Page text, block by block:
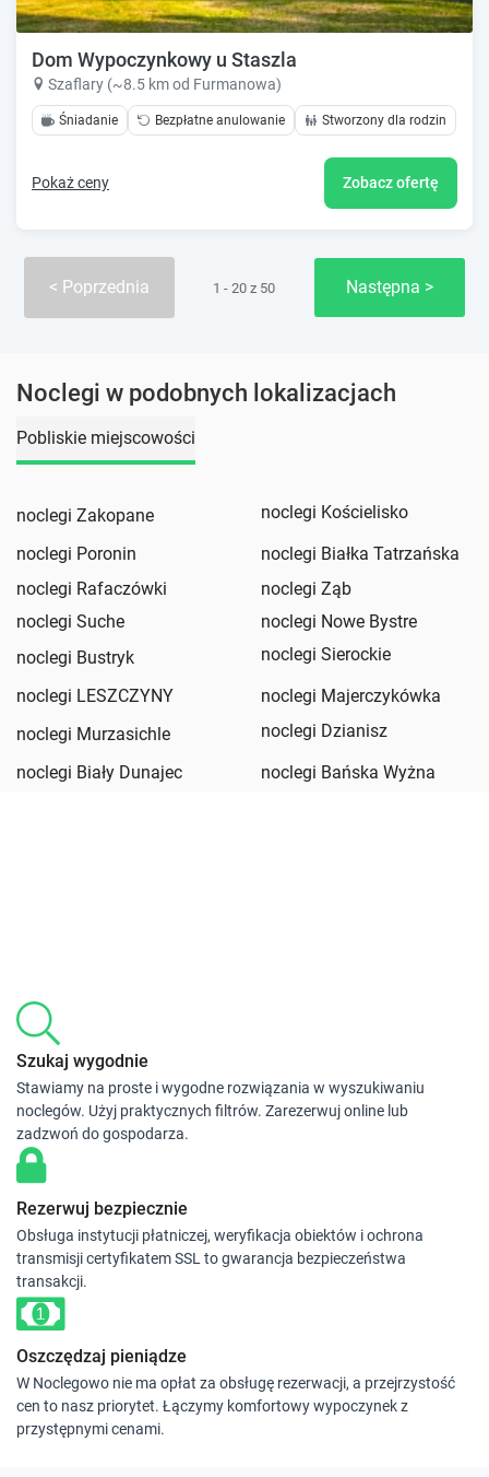
Dom Wypoczynkowy u Staszla
Szaflary (~8.5 km od Furmanowa)
Śniadanie Bezpłatne anulowanie Stworzony dla rodzin
Pokaż ceny Zobacz ofertę
Poprzednia 1 - 20 z 50 Następna
Noclegi w podobnych lokalizacjach
Pobliskie miejscowości
noclegi Zakopane
noclegi Kościelisko
noclegi Poronin
noclegi Białka Tatrzańska
noclegi Rafaczówki
noclegi Ząb
noclegi Suche
noclegi Nowe Bystre
noclegi Bustryk
noclegi Sierockie
noclegi LESZCZYNY
noclegi Majerczykówka
noclegi Murzasichle
noclegi Dzianisz
noclegi Biały Dunajec
noclegi Bańska Wyżna
Szukaj wygodnie
Stawiamy na proste i wygodne rozwiązania w wyszukiwaniu
noclegów. Użyj praktycznych filtrów. Zarezerwuj online lub
zadzwoń do gospodarza.
Rezerwuj bezpiecznie
Obsługa instytucji płatniczej, weryfikacja obiektów i ochrona
transmisji certyfikatem SSL to gwarancja bezpieczeństwa
transakcji.
Oszczędzaj pieniądze
W Noclegowo nie ma opłat za obsługę rezerwacji, a przejrzystość
cen to nasz priorytet. Łączymy komfortowy wypoczynek z
przystępnymi cenami.